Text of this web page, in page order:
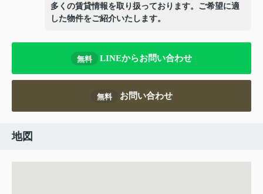
多くの賃貸情報を取り扱っております。ご希望に適
した物件をご紹介いたします。
無料 LINEからお問い合わせ
無料 お問い合わせ
地図